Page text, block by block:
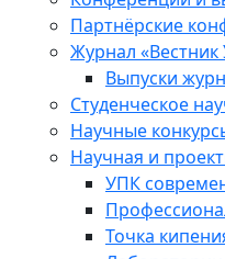
Партнёрские
Журнал «Вестник
Выпуски
Студенческое
Научные
Научная и
УПК
Точка